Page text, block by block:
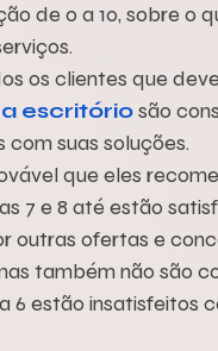
de 0 a 10, sobre o
os clientes que
escritório são
suas soluções.
que eles
7 e 8 até estão
outras ofertas e
também não são
estão insatisfeitos